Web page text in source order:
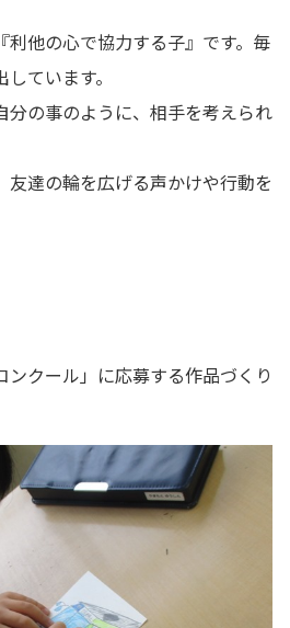
利他の心で協力する子』です。毎
ています。
分の事のように、相手を考えられ
友達の輪を広げる声かけや行動を
クール」に応募する作品づくり